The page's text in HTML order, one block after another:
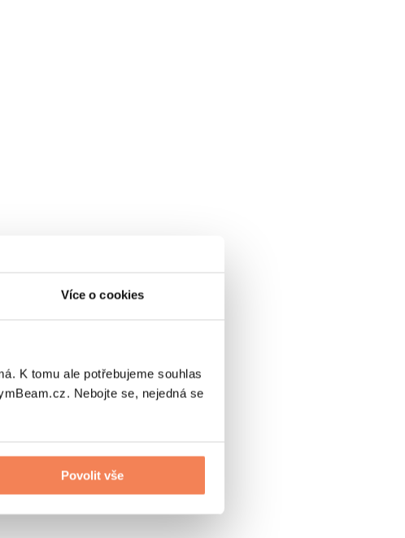
Více o cookies
K tomu ale potřebujeme souhlas
Nebojte se, nejedná se
Povolit vše